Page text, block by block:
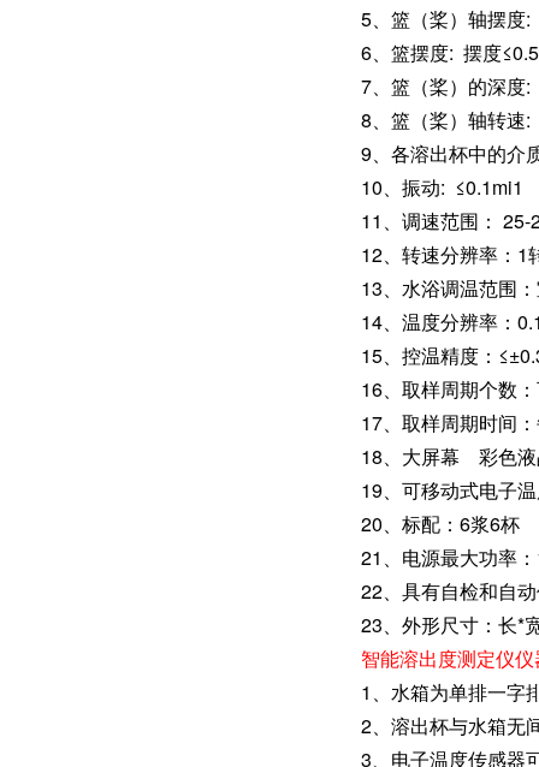
5、篮（桨）轴摆度
6、篮摆度: 摆度
7、篮（桨）的深度
8、篮（桨）轴转速
9、各溶出杯中的介
10、振动: ≤0.1mi1
11、调速范围：
12、转速分辨率：1
13、水浴调温范围
14、温度分辨率：
15、控温精度：
16、取样周期个数
17、取样周期时间
18、大屏幕 彩色液
19、可移动式电子
20、标配：6浆6杯
21、电源最大功率
22、具有自检和自
23、外形尺寸：长*
智能溶出度测定仪
1、水箱为单排一字
2、溶出杯与水箱无
3、电子温度传感器